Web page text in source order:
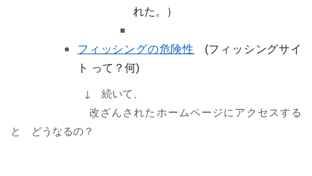
れた。）
フィッシングの危険性 (フィッシングサイ
ト って？何)
↓ 続いて、
改ざんされたホームページにアクセスする
と どうなるの？